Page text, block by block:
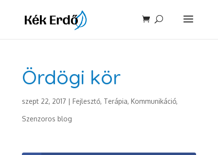
Ördögi kör
szept 22, 2017 | Fejlesztő, Terápia, Kommunikáció,
Szenzoros blog